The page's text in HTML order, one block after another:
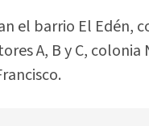
el barrio El Edén,
A, B y C, colonia